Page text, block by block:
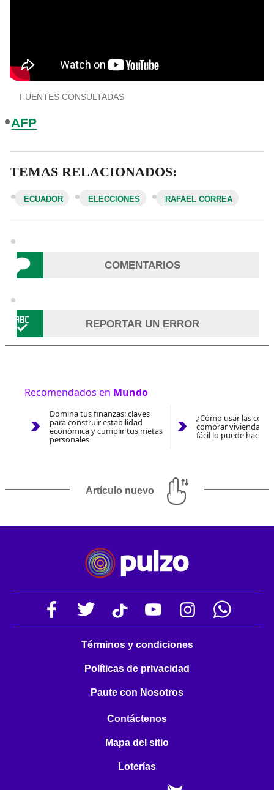
FUENTES CONSULTADAS
AFP
TEMAS RELACIONADOS:
ECUADOR ELECCIONES RAFAEL CORREA
COMENTARIOS
REPORTAR UN ERROR
Recomendados en Mundo
Domina tus finanzas: claves
para construir estabilidad
económica y cumplir tus metas
personales
¿Cómo usar las
comprar vivienda
fácil lo puede hacer
Artículo nuevo
Términos y condiciones
Políticas de privacidad
Paute con Nosotros
Contáctenos
Mapa del sitio
Loterías